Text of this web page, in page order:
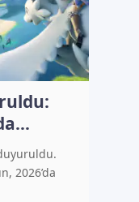
2026’da